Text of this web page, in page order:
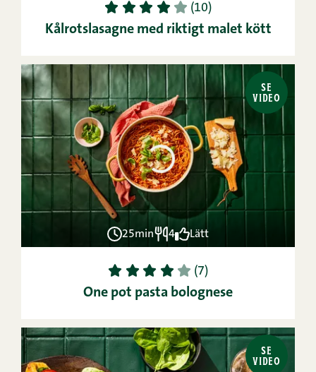
1 2 3 4 5 (10)
Kålrotslasagne med riktigt malet kött
SE
VIDEO
25min 4 Lätt
1 2 3 4 5 (7)
One pot pasta bolognese
SE
VIDEO